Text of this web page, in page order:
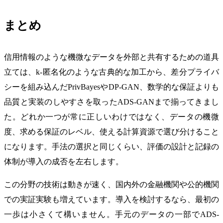
まとめ
信用情報のような機微なデータを外部と共有するための道具
立ては、k-匿名化のような古典的な加工から、差分プライバ
シーを組み込んだPrivBayesやDP-GAN、数学的な保証よりも
品質と実装のしやすさを取ったADS-GANまで揃ってきまし
た。どれか一つが常に正しいわけではなく、データの機微
度、求める保証のレベル、使える計算資源で選び分けること
になります。手法の選択と同じくらい、評価の設計と記録の
体制が導入の成否を左右します。
この分野の技術は動きが速く、国内外の金融機関や公的機関
での実証実験も増えています。導入を検討するなら、最初の
一歩は小さくて構いません。手元のデータの一部でADS-